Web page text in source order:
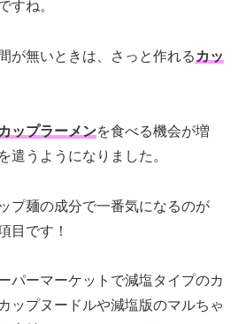
すね。
が無いときは、さっと作れる カッ
カップラーメンを食べる機会が増
遣うようになりました。
プ麺の成分で一番気になるのが
目です！
パーマーケットで減塩タイプのカ
ップヌードルや減塩版のマルちゃ